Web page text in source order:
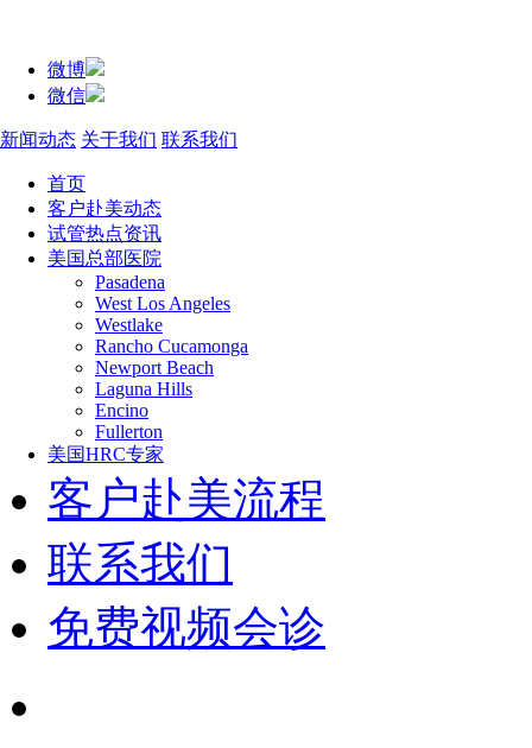
微博
微信
新闻动态 关于我们 联系我们
首页
客户赴美动态
试管热点资讯
美国总部医院
Pasadena
West Los Angeles
Westlake
Rancho Cucamonga
Newport Beach
Laguna Hills
Encino
Fullerton
美国HRC专家
客户赴美流程
联系我们
免费视频会诊